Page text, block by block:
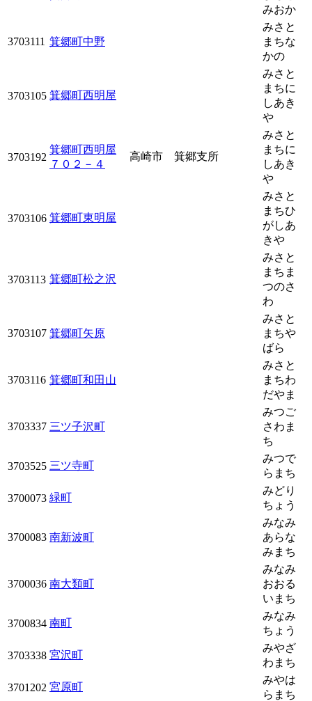
みおか
3703111 箕郷町中野
みさと
まちな
かの
3703105 箕郷町西明屋
みさと
まちに
しあき
や
3703192
箕郷町西明屋
７０２－４
高崎市 箕郷支所
みさと
まちに
しあき
や
3703106 箕郷町東明屋
みさと
まちひ
がしあ
きや
3703113 箕郷町松之沢
みさと
まちま
つのさ
わ
3703107 箕郷町矢原
みさと
まちや
ばら
3703116 箕郷町和田山
みさと
まちわ
だやま
3703337 三ツ子沢町
みつご
さわま
ち
3703525 三ツ寺町
みつで
らまち
3700073 緑町
みどり
ちょう
3700083 南新波町
みなみ
あらな
みまち
3700036 南大類町
みなみ
おおる
いまち
3700834 南町
みなみ
ちょう
3703338 宮沢町
みやざ
わまち
3701202 宮原町
みやは
らまち